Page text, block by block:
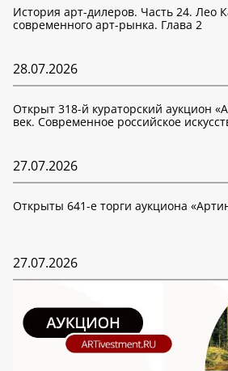
История арт-дилеров. Часть 24. Лео
современного арт-рынка. Глава 2
28.07.2026
Открыт 318-й кураторский аукцион
век. Современное российское
27.07.2026
Открыты 641-е торги аукциона
27.07.2026